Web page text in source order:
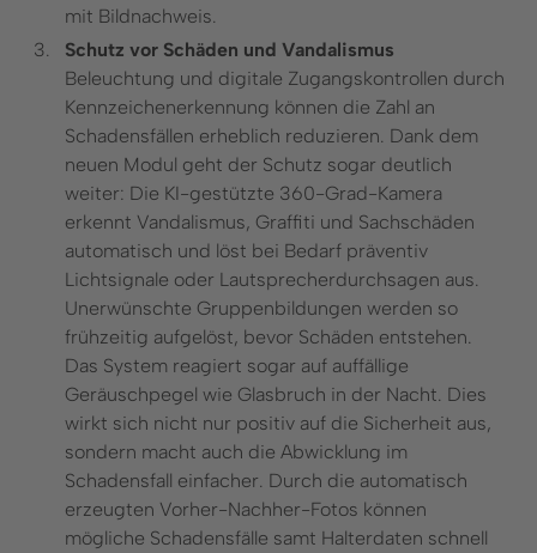
mit Bildnachweis.
Schutz vor Schäden und Vandalismus
Beleuchtung und digitale Zugangskontrollen durch
Kennzeichenerkennung können die Zahl an
Schadensfällen erheblich reduzieren. Dank dem
neuen Modul geht der Schutz sogar deutlich
weiter: Die KI-gestützte 360-Grad-Kamera
erkennt Vandalismus, Graffiti und Sachschäden
automatisch und löst bei Bedarf präventiv
Lichtsignale oder Lautsprecherdurchsagen aus.
Unerwünschte Gruppenbildungen werden so
frühzeitig aufgelöst, bevor Schäden entstehen.
Das System reagiert sogar auf auffällige
Geräuschpegel wie Glasbruch in der Nacht. Dies
wirkt sich nicht nur positiv auf die Sicherheit aus,
sondern macht auch die Abwicklung im
Schadensfall einfacher. Durch die automatisch
erzeugten Vorher-Nachher-Fotos können
mögliche Schadensfälle samt Halterdaten schnell